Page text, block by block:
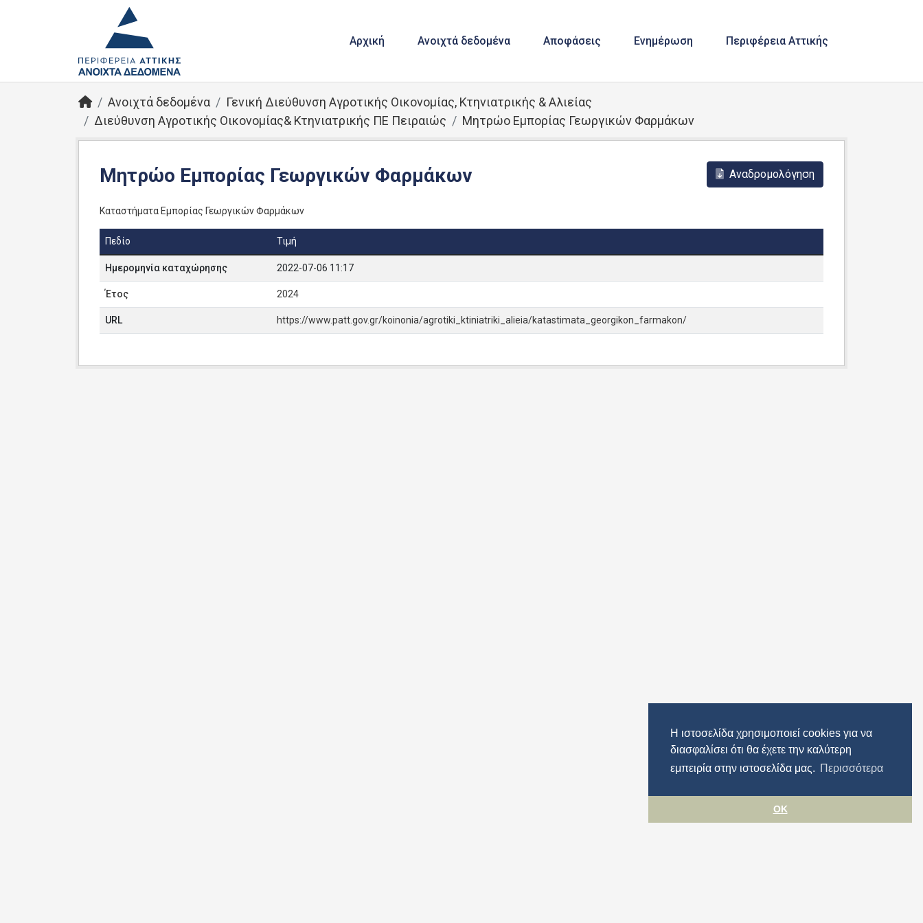
Η ιστοσελίδα χρησιμοποιεί cookies για να
διασφαλίσει ότι θα έχετε την καλύτερη
εμπειρία στην ιστοσελίδα μας. Περισσότερα
OK
Αρχική Ανοιχτά δεδομένα Αποφάσεις Ενημέρωση Περιφέρεια Αττικής
Ανοιχτά δεδομένα
Γενική Διεύθυνση Αγροτικής Οικονομίας, Κτηνιατρικής & Αλιείας
Διεύθυνση Αγροτικής Οικονομίας& Κτηνιατρικής ΠΕ Πειραιώς
Μητρώο Εμπορίας Γεωργικών Φαρμάκων
Μητρώο Εμπορίας Γεωργικών Φαρμάκων Αναδρομολόγηση
Καταστήματα Εμπορίας Γεωργικών Φαρμάκων
Πεδίο Τιμή
Ημερομηνία καταχώρησης 2022-07-06 11:17
Έτος 2024
URL https://www.patt.gov.gr/koinonia/agrotiki_ktiniatriki_alieia/katastimata_georgikon_farmakon/